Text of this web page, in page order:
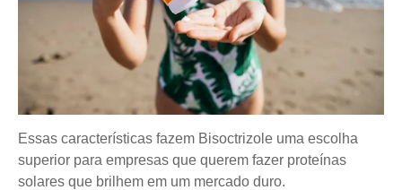
Essas características fazem Bisoctrizole uma escolha
superior para empresas que querem fazer proteínas
solares que brilhem em um mercado duro.